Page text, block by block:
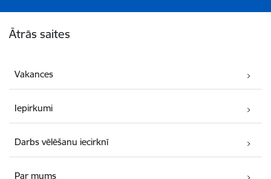
Ātrās saites
Vakances
Iepirkumi
Darbs vēlēšanu iecirknī
Par mums